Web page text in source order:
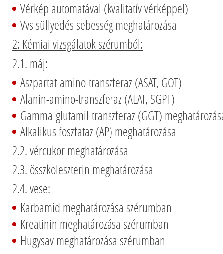
Vérkép automatával (kvalitatív vérképpel)
Vvs süllyedés sebesség meghatározása
2: Kémiai vizsgálatok szérumból:
2.1. máj:
Aszpartat-amino-transzferaz (ASAT, GOT)
Alanin-amino-transzferaz (ALAT, SGPT)
Gamma-glutamil-transzferaz (GGT)
Alkalikus foszfataz (AP) meghatározása
2.2. vércukor meghatározása
2.3. összkoleszterin meghatározása
2.4. vese:
Karbamid meghatározása szérumban
Kreatinin meghatározása szérumban
Hugysav meghatározása szérumban